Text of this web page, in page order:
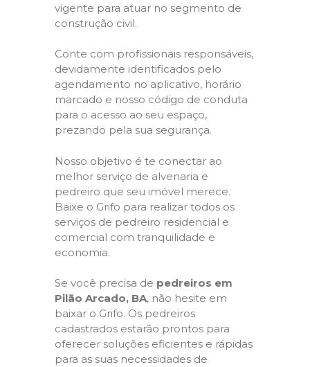
vigente para atuar no segmento de
construção civil.
Conte com profissionais responsáveis,
devidamente identificados pelo
agendamento no aplicativo, horário
marcado e nosso código de conduta
para o acesso ao seu espaço,
prezando pela sua segurança.
Nosso objetivo é te conectar ao
melhor serviço de alvenaria e
pedreiro que seu imóvel merece.
Baixe o Grifo para realizar todos os
serviços de pedreiro residencial e
comercial com tranquilidade e
economia.
Se você precisa de pedreiros em
Pilão Arcado, BA, não hesite em
baixar o Grifo. Os pedreiros
cadastrados estarão prontos para
oferecer soluções eficientes e rápidas
para as suas necessidades de